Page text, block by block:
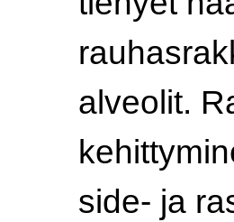
alveolit.
side- ja